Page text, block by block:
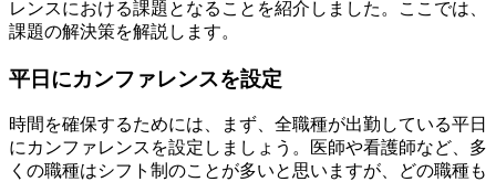
レンスにおける課題となることを紹介しました。ここでは、
課題の解決策を解説します。
平日にカンファレンスを設定
時間を確保するためには、まず、全職種が出勤している平日
にカンファレンスを設定しましょう。医師や看護師など、多
くの職種はシフト制のことが多いと思いますが、どの職種も